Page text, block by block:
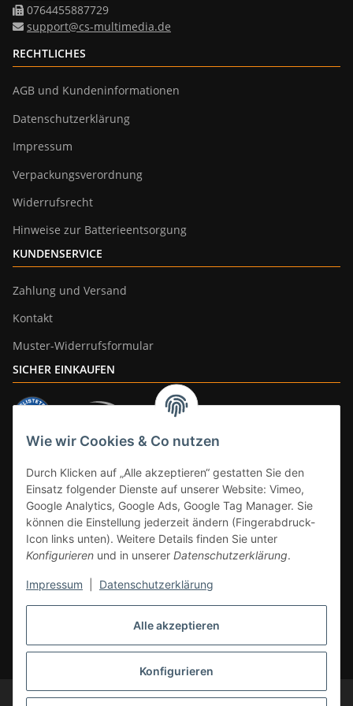
Alle akzeptieren
Konfigurieren
Wie wir Cookies & Co nutzen
Durch Klicken auf „Alle akzeptieren“ gestatten Sie den
Einsatz folgender Dienste auf unserer Website: Vimeo,
Google Analytics, Google Ads, Google Tag Manager. Sie
können die Einstellung jederzeit ändern (Fingerabdruck-
Icon links unten). Weitere Details finden Sie unter
Konfigurieren und in unserer Datenschutzerklärung.
Impressum Datenschutzerklärung
0764455887729
support@cs-multimedia.de
RECHTLICHES
AGB und Kundeninformationen
Datenschutzerklärung
Impressum
Verpackungsverordnung
Widerrufsrecht
Hinweise zur Batterieentsorgung
KUNDENSERVICE
Zahlung und Versand
Kontakt
Muster-Widerrufsformular
SICHER EINKAUFEN
* Alle Preise inkl. gesetzlicher Mwst., zzgl.Versand
DE, gilt nicht für Großgeräte per Spedition). Artikel mit 0% MwSt. (gem. §
© CS-Multimedia GmbH
Änderungen und Irrtümer vorbehalten.